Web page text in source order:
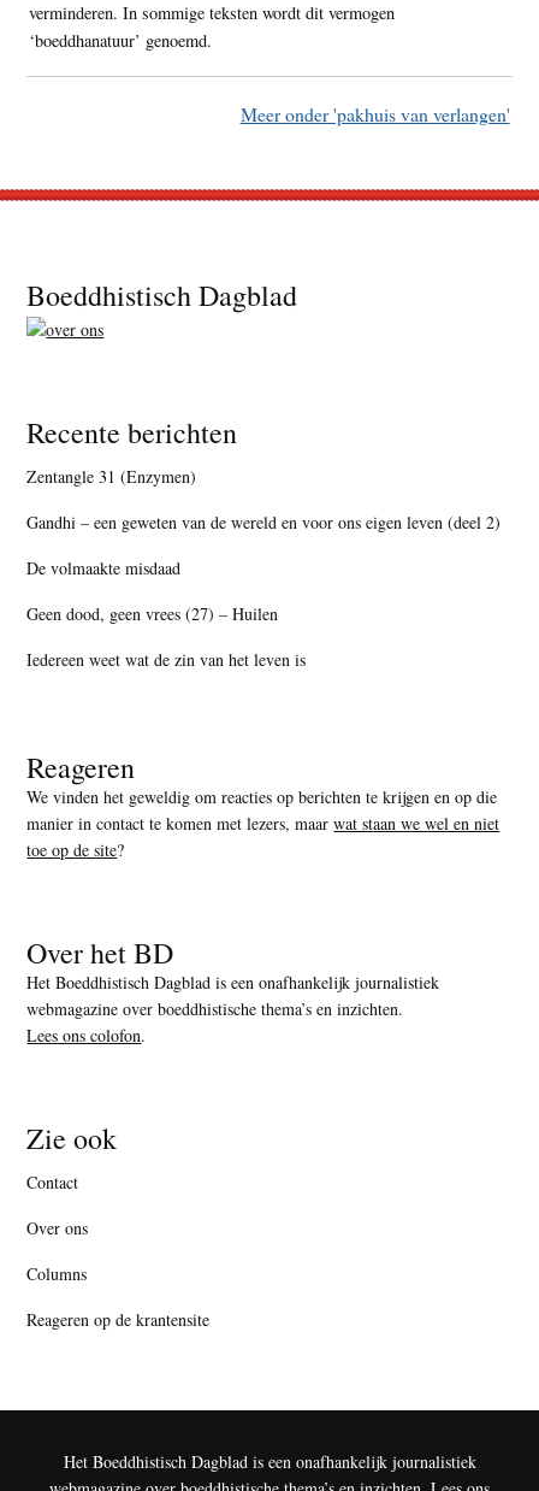
verminderen. In sommige teksten wordt dit vermogen
‘boeddhanatuur’ genoemd.
Meer onder 'pakhuis van verlangen'
Footer
Boeddhistisch Dagblad
Recente berichten
Zentangle 31 (Enzymen)
Gandhi – een geweten van de wereld en voor ons eigen leven (deel 2)
De volmaakte misdaad
Geen dood, geen vrees (27) – Huilen
Iedereen weet wat de zin van het leven is
Reageren
We vinden het geweldig om reacties op berichten te krijgen en op die
manier in contact te komen met lezers, maarwat staan we wel en niet
toe op de site?
Over het BD
Het Boeddhistisch Dagblad is een onafhankelijk journalistiek
webmagazine over boeddhistische thema’s en inzichten.
Lees ons colofon.
Zie ook
Contact
Over ons
Columns
Reageren op de krantensite
Het Boeddhistisch Dagblad is een onafhankelijk journalistiek